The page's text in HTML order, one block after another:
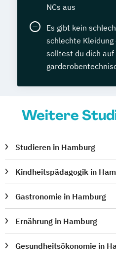
NCs aus
Es gibt kein
schlechte
solltest du dich
Weitere
Studieren in Hamburg
Kindheitspädagogik in
Gastronomie in Hamburg
Ernährung in Hamburg
Gesundheitsökonomie in